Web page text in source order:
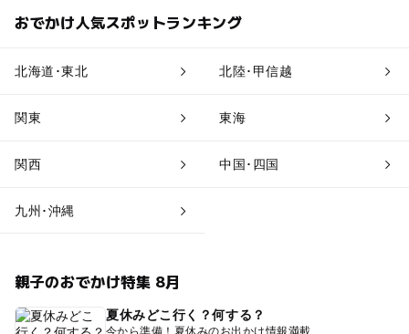
おでかけ人気スポットランキング
北海道･東北 北陸･甲信越
関東 東海
関西 中国･四国
九州･沖縄
親子のおでかけ特集 8月
夏休みどこ行く？何する？